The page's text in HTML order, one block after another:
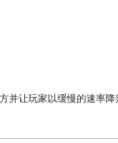
并让玩家以缓慢的速率降